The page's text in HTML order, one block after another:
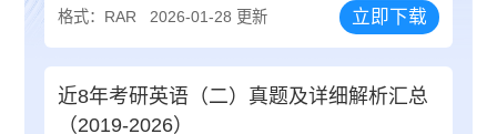
格式：RAR 2026-01-28 更新 立即下载
近8年考研英语（二）真题及详细解析汇总
（2019-2026）